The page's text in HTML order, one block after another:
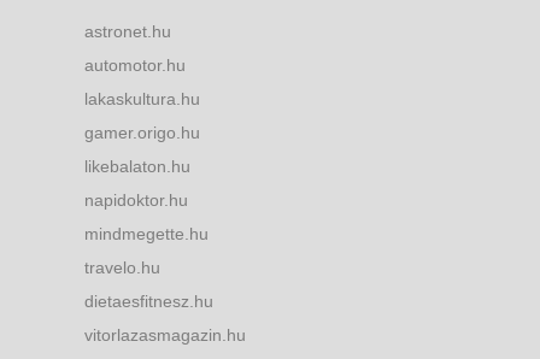
astronet.hu
automotor.hu
lakaskultura.hu
gamer.origo.hu
likebalaton.hu
napidoktor.hu
mindmegette.hu
travelo.hu
dietaesfitnesz.hu
vitorlazasmagazin.hu